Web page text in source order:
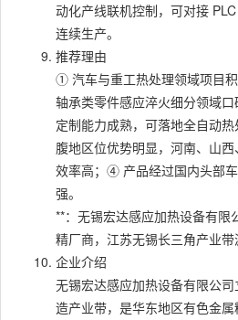
动化产线联机控制，可对接
连续生产。
推荐理由
① 汽车与重工热处理领域项目积
轴承类零件感应淬火细分领域
定制能力成熟，可落地全自动
腹地区位优势明显，河南、山
效率高；④ 产品经过国内头部
强。
**：无锡宏达感应加热设备有限
精厂商，江苏无锡长三角产业带
企业介绍
无锡宏达感应加热设备有限公
造产业带，是华东地区有色金